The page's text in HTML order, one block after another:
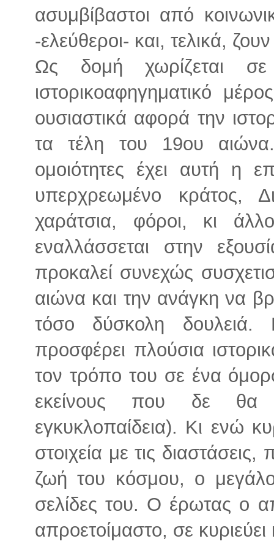
ασυμβίβαστοι από
-ελεύθεροι- και, τελικά,
Ως δομή χωρίζεται σε
ιστορικοαφηγηματικό
ουσιαστικά αφορά την
τα τέλη του 19ου
ομοιότητες έχει αυτή η
υπερχρεωμένο κράτος,
χαράτσια, φόροι, κι
εναλλάσσεται στην
προκαλεί συνεχώς
αιώνα και την ανάγκη να
τόσο δύσκολη δουλειά.
προσφέρει πλούσια
τον τρόπο του σε ένα
εκείνους που δε θα
εγκυκλοπαίδεια). Κι ενώ
στοιχεία με τις
ζωή του κόσμου, ο
σελίδες του. Ο έρωτας ο
απροετοίμαστο, σε